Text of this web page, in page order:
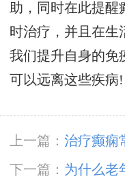
助，同时在此提醒
时治疗，并且在
我们提升自身的免
可以远离这些疾病!
上一篇： 治疗癫痫
下一篇： 为什么老